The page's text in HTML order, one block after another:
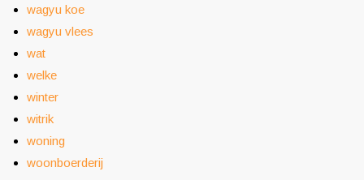
wagyu koe
wagyu vlees
wat
welke
winter
witrik
woning
woonboerderij